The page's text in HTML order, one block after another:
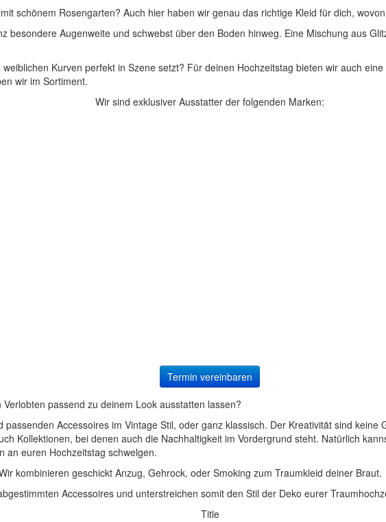
schönem Rosengarten? Auch hier haben wir genau das richtige Kleid für dich,
besondere Augenweite und schwebst über den Boden hinweg. Eine Mischung aus
Kurven perfekt in Szene setzt? Für deinen Hochzeitstag bieten wir auch
wir im Sortiment.
Wir sind exklusiver Ausstatter der folgenden Marken:
Termin vereinbaren
passend zu deinem Look ausstatten lassen?
Accessoires im Vintage Stil, oder ganz klassisch. Der Kreativität sind
Kollektionen, bei denen auch die Nachhaltigkeit im Vordergrund steht. Natürlich
an euren Hochzeitstag schwelgen.
kombinieren geschickt Anzug, Gehrock, oder Smoking zum Traumkleid deiner Braut.
Accessoires und unterstreichen somit den Stil der Deko eurer
Title